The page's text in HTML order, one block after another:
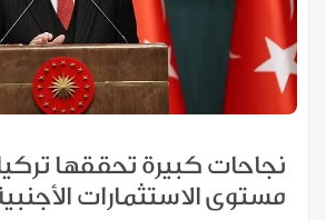
نجاحات كبيرة تحققها
مستوى الاستثمارات